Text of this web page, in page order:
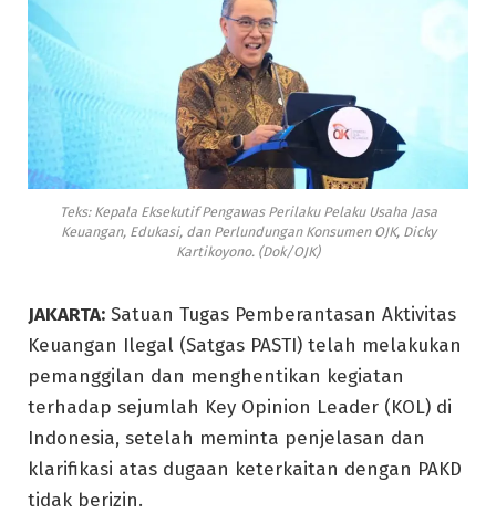
Teks: Kepala Eksekutif Pengawas Perilaku Pelaku Usaha Jasa
Keuangan, Edukasi, dan Perlundungan Konsumen OJK, Dicky
Kartikoyono. (Dok/OJK)
JAKARTA: Satuan Tugas Pemberantasan Aktivitas
Keuangan Ilegal (Satgas PASTI) telah melakukan
pemanggilan dan menghentikan kegiatan
terhadap sejumlah Key Opinion Leader (KOL) di
Indonesia, setelah meminta penjelasan dan
klarifikasi atas dugaan keterkaitan dengan PAKD
tidak berizin.